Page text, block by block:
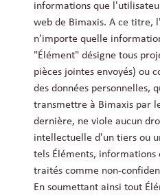
informations que
web de Bimaxis. A ce titre,
n'importe quelle
"Élément" désigne tous
pièces jointes envoyés) ou
des données personnelles,
transmettre à Bimaxis par
dernière, ne viole aucun
intellectuelle d'un tiers ou
tels Éléments,
traités comme non-
En soumettant ainsi tout